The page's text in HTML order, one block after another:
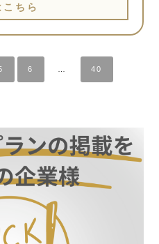
こちら
6 40